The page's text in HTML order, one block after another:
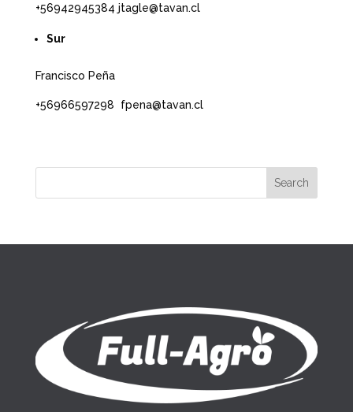
+56942945384 jtagle@tavan.cl
Sur
Francisco Peña
+56966597298 fpena@tavan.cl